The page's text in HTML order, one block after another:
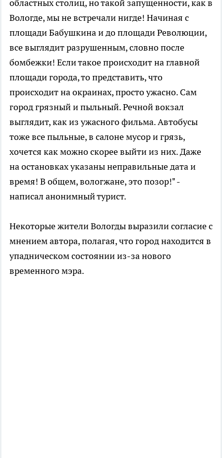
областных столиц, но такой запущенности, как в
Вологде, мы не встречали нигде! Начиная с
площади Бабушкина и до площади Революции,
все выглядит разрушенным, словно после
бомбежки! Если такое происходит на главной
площади города, то представить, что
происходит на окраинах, просто ужасно. Сам
город грязный и пыльный. Речной вокзал
выглядит, как из ужасного фильма. Автобусы
тоже все пыльные, в салоне мусор и грязь,
хочется как можно скорее выйти из них. Даже
на остановках указаны неправильные дата и
время! В общем, вологжане, это позор!" -
написал анонимный турист.
Некоторые жители Вологды выразили согласие с
мнением автора, полагая, что город находится в
упадническом состоянии из-за нового
временного мэра.